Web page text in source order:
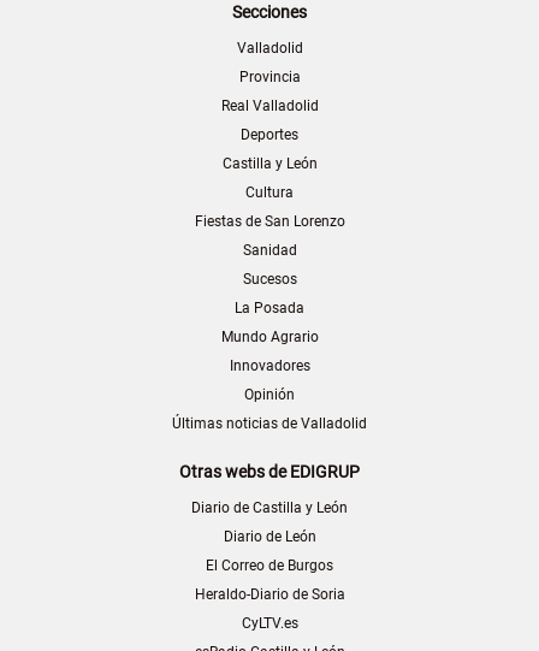
Secciones
Valladolid
Provincia
Real Valladolid
Deportes
Castilla y León
Cultura
Fiestas de San Lorenzo
Sanidad
Sucesos
La Posada
Mundo Agrario
Innovadores
Opinión
Últimas noticias de Valladolid
Otras webs de EDIGRUP
Diario de Castilla y León
Diario de León
El Correo de Burgos
Heraldo-Diario de Soria
CyLTV.es